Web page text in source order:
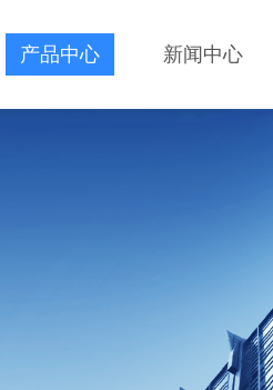
产品中心 新闻中心